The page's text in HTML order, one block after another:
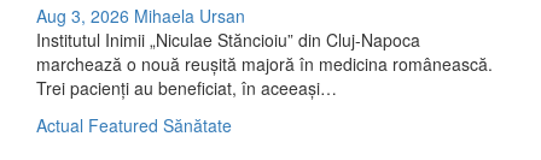
Aug 3, 2026 Mihaela Ursan
Institutul Inimii „Niculae Stăncioiu” din Cluj-Napoca
marchează o nouă reușită majoră în medicina românească.
Trei pacienți au beneficiat, în aceeași…
Actual Featured Sănătate